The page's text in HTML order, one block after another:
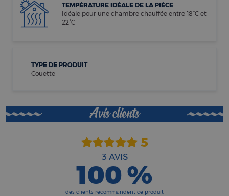
TEMPÉRATURE IDÉALE DE LA PIÈCE
Idéale pour une chambre chauffée entre 18°C et
22°C
TYPE DE PRODUIT
Couette
Avis clients
5
3 AVIS
100 %
des clients recommandent ce produit